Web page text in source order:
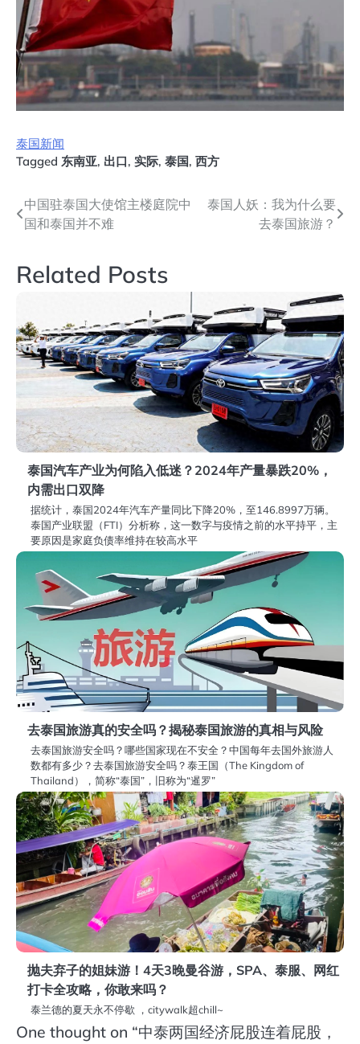
泰国新闻
Tagged 东南亚, 出口, 实际, 泰国, 西方
文
章
导
中国驻泰国大使馆主楼庭院中
国和泰国并不难
泰国人妖：我为什么要
去泰国旅游？
Related Posts
泰国汽车产业为何陷入低迷？2024年产量暴跌20%，
内需出口双降
据统计，泰国2024年汽车产量同比下降20%，至146.8997万辆。
泰国产业联盟（FTI）分析称，这一数字与疫情之前的水平持平，主
要原因是家庭负债率维持在较高水平
去泰国旅游真的安全吗？揭秘泰国旅游的真相与风险
去泰国旅游安全吗？哪些国家现在不安全？中国每年去国外旅游人
数都有多少？去泰国旅游安全吗？泰王国（The Kingdom of
Thailand），简称“泰国”，旧称为“暹罗”
抛夫弃子的姐妹游！4天3晚曼谷游，SPA、泰服、网红
打卡全攻略，你敢来吗？
泰兰德的夏天永不停歇 ，citywalk超chill~
One thought on “中泰两国经济屁股连着屁股，